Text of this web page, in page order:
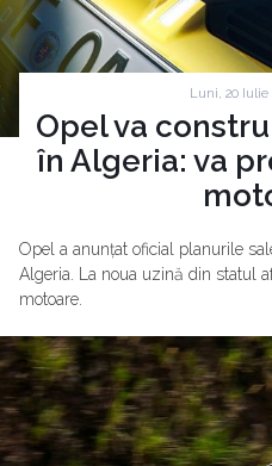
Luni, 20 Iulie |
Opel va
în Algeria: va
Opel a anunțat oficial planurile
Algeria. La noua uzină din statul
motoare.